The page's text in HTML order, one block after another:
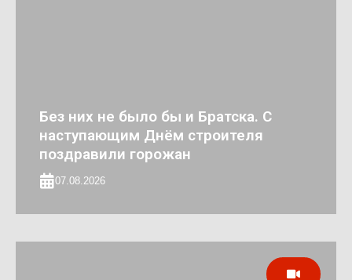
Без них не было бы и Братска. С
наступающим Днём строителя
поздравили горожан
07.08.2026